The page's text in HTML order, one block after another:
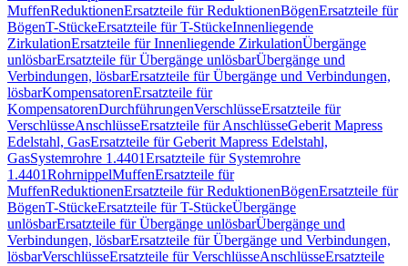
MuffenReduktionenErsatzteile für ReduktionenBögenErsatzteile für
BögenT-StückeErsatzteile für T-StückeInnenliegende
ZirkulationErsatzteile für Innenliegende ZirkulationÜbergänge
unlösbarErsatzteile für Übergänge unlösbarÜbergänge und
Verbindungen, lösbarErsatzteile für Übergänge und Verbindungen,
lösbarKompensatorenErsatzteile für
KompensatorenDurchführungenVerschlüsseErsatzteile für
VerschlüsseAnschlüsseErsatzteile für AnschlüsseGeberit Mapress
Edelstahl, GasErsatzteile für Geberit Mapress Edelstahl,
GasSystemrohre 1.4401Ersatzteile für Systemrohre
1.4401RohrnippelMuffenErsatzteile für
MuffenReduktionenErsatzteile für ReduktionenBögenErsatzteile für
BögenT-StückeErsatzteile für T-StückeÜbergänge
unlösbarErsatzteile für Übergänge unlösbarÜbergänge und
Verbindungen, lösbarErsatzteile für Übergänge und Verbindungen,
lösbarVerschlüsseErsatzteile für VerschlüsseAnschlüsseErsatzteile